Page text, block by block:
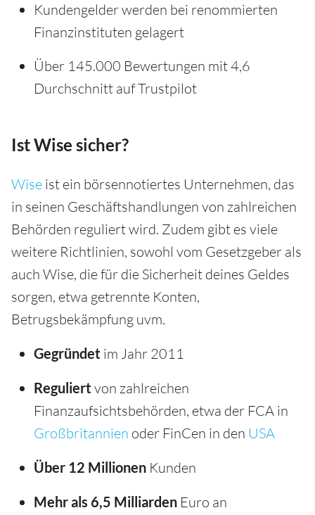
Kundengelder werden bei renommierten
Finanzinstituten gelagert
Über 145.000 Bewertungen mit 4,6
Durchschnitt auf Trustpilot
Ist Wise sicher?
Wise ist ein börsennotiertes Unternehmen, das
in seinen Geschäftshandlungen von zahlreichen
Behörden reguliert wird. Zudem gibt es viele
weitere Richtlinien, sowohl vom Gesetzgeber als
auch Wise, die für die Sicherheit deines Geldes
sorgen, etwa getrennte Konten,
Betrugsbekämpfung uvm.
Gegründet im Jahr 2011
Reguliert von zahlreichen
Finanzaufsichtsbehörden, etwa der FCA in
Großbritannien oder FinCen in den USA
Über 12 Millionen Kunden
Mehr als 6,5 Milliarden Euro an